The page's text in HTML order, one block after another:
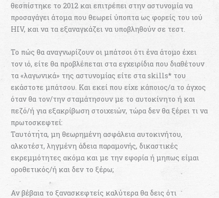
θεσπίστηκε το 2012 και επιτρέπει στην αστυνομία να
προσαγάγει άτομα που θεωρεί ύποπτα ως φορείς του ιού
HIV, και να τα εξαναγκάζει να υποβληθούν σε τεστ.
Το πώς θα αναγνωρίζουν οι μπάτσοι ότι ένα άτομο έχει
τον ιό, είτε θα προβλέπεται στα εγχειρίδια που διαθέτουν
τα «λαγωνικά» της αστυνομίας είτε στα skills* του
εκάστοτε μπάτσου. Και εκεί που είχε κάποιος/α το άγχος
όταν θα τον/την σταμάτησουν με το αυτοκίνητο ή και
πεζό/ή για εξακρίβωση στοιχειών, τώρα δεν θα ξέρει τι να
πρωτοσκεφτεί:
Ταυτότητα, μη θεωρημένη ασφάλεια αυτοκινήτου,
αλκοτέστ, ληγμένη άδεια παραμονής, δικαστικές
εκρεμμότητες ακόμα και με την εφορία ή μηπως είμαι
οροθετικός/ή και δεν το ξέρω;
Αν βέβαια το ξανασκεφτείς καλύτερα θα δεις ότι